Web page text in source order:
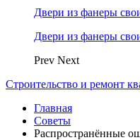
Двери из фанеры
Двери из фанеры
Prev Next
Строительство и ремонт
Главная
Советы
Распространённые